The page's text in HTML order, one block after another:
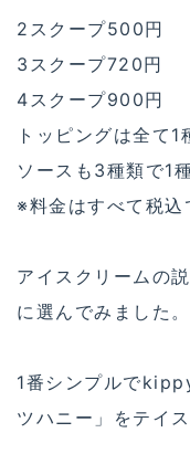
2スクープ500円
3スクープ720円
4スクープ900円
トッピングは全て1
ソースも3種類で1
※料金はすべて税込
アイスクリームの
に選んでみました。
1番シンプルで
ツハニー」をテイス